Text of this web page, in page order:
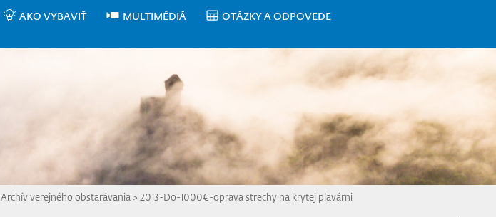
AKO VYBAVIŤ MULTIMÉDIÁ
OTÁZKY A ODPOVEDE
Archív verejného obstarávania > 2013-Do-1000€-oprava strechy na krytej plavárni